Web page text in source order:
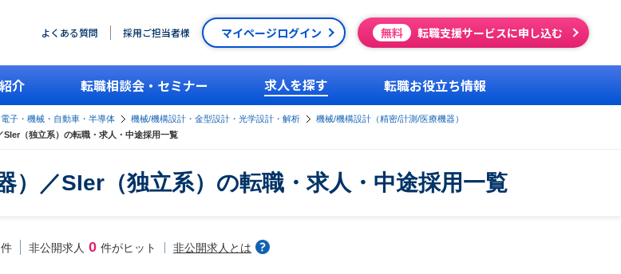
よくある質問 採用ご担当者様 マイページログイン 無料 転職支援サービスに申し込む
介 転職相談会・セミナー 求人を探す 転職お役立ち情報
子・機械・自動車・半導体 機械/機構設計・金型設計・光学設計・解析
機械/機構設計（精密/計測/医療機器）
（独立系）の転職・求人・中途採用一覧
）／SIer（独立系）の転職・求人・中途採用一覧
件 非公開求人 0 件がヒット 非公開求人とは